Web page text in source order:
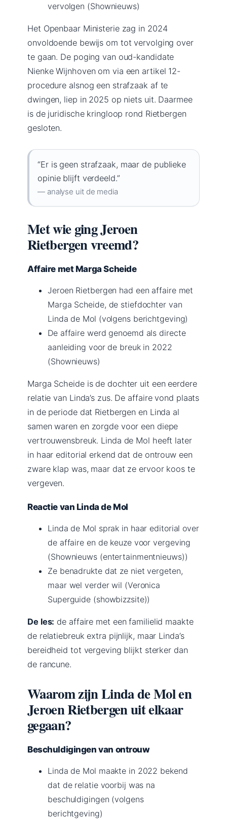
vervolgen (Shownieuws)
Het Openbaar Ministerie zag in 2024
onvoldoende bewijs om tot vervolging over
te gaan. De poging van oud-kandidate
Nienke Wijnhoven om via een artikel 12-
procedure alsnog een strafzaak af te
dwingen, liep in 2025 op niets uit. Daarmee
is de juridische kringloop rond Rietbergen
gesloten.
“Er is geen strafzaak, maar de publieke
opinie blijft verdeeld.”
— analyse uit de media
Met wie ging Jeroen
Rietbergen vreemd?
Affaire met Marga Scheide
Jeroen Rietbergen had een affaire met
Marga Scheide, de stiefdochter van
Linda de Mol (volgens berichtgeving)
De affaire werd genoemd als directe
aanleiding voor de breuk in 2022
(Shownieuws)
Marga Scheide is de dochter uit een eerdere
relatie van Linda’s zus. De affaire vond plaats
in de periode dat Rietbergen en Linda al
samen waren en zorgde voor een diepe
vertrouwensbreuk. Linda de Mol heeft later
in haar editorial erkend dat de ontrouw een
zware klap was, maar dat ze ervoor koos te
vergeven.
Reactie van Linda de Mol
Linda de Mol sprak in haar editorial over
de affaire en de keuze voor vergeving
(Shownieuws (entertainmentnieuws))
Ze benadrukte dat ze niet vergeten,
maar wel verder wil (Veronica
Superguide (showbizzsite))
De les: de affaire met een familielid maakte
de relatiebreuk extra pijnlijk, maar Linda’s
bereidheid tot vergeving blijkt sterker dan
de rancune.
Waarom zijn Linda de Mol en
Jeroen Rietbergen uit elkaar
gegaan?
Beschuldigingen van ontrouw
Linda de Mol maakte in 2022 bekend
dat de relatie voorbij was na
beschuldigingen (volgens
berichtgeving)